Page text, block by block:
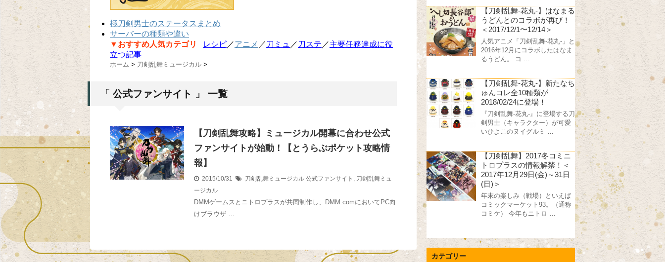
極刀剣男士のステータスまとめ
サーバーの種類や違い
▼おすすめ人気カテゴリ
レシピ／アニメ ／ 刀ミュ ／ 刀ステ ／主要任務達成に役
立つ記事
ホーム > 刀剣乱舞ミュージカル >
「 公式ファンサイト 」 一覧
【刀剣乱舞攻略】ミュージカル開幕に合わせ公式
ファンサイトが始動！【とうらぶポケット攻略情
報】
2015/10/31 刀剣乱舞ミュージカル 公式ファンサイト , 刀剣乱舞ミュ
ージカル
DMMゲームスとニトロプラスが共同制作し、DMM.comにおいてPC向
けブラウザ …
【刀剣乱舞-花丸-】はなまる
うどんとのコラボが再び！
＜2017/12/1〜12/14＞
人気アニメ「刀剣乱舞-花丸-」と
2016年12月にコラボしたはなま
るうどん。 コ …
【刀剣乱舞-花丸-】新たなち
ゅんコレ全10種類が
2018/02/24に登場！
『刀剣乱舞-花丸-』に登場する刀
剣男士（キャラクター）が可愛
いひよこのヌイグルミ …
【刀剣乱舞】2017冬コミニ
トロプラスの情報解禁！＜
2017年12月29日(金)～31日
(日)＞
年末の楽しみ（戦場）といえば
コミックマーケット93。（通称
コミケ） 今年もニトロ …
カテゴリー